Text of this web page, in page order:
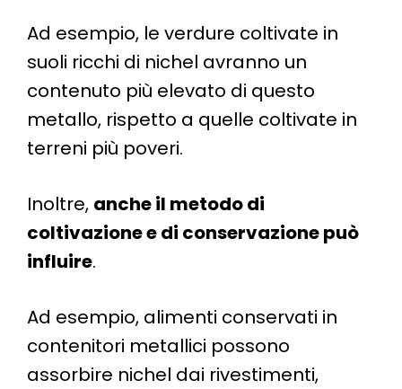
Ad esempio, le verdure coltivate in
suoli ricchi di nichel avranno un
contenuto più elevato di questo
metallo, rispetto a quelle coltivate in
terreni più poveri.
Inoltre, anche il metodo di
coltivazione e di conservazione può
influire.
Ad esempio, alimenti conservati in
contenitori metallici possono
assorbire nichel dai rivestimenti,